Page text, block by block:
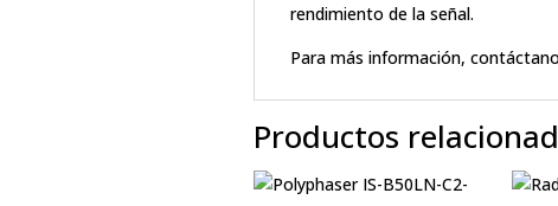
rendimiento de la señal.
Para más información,
Productos